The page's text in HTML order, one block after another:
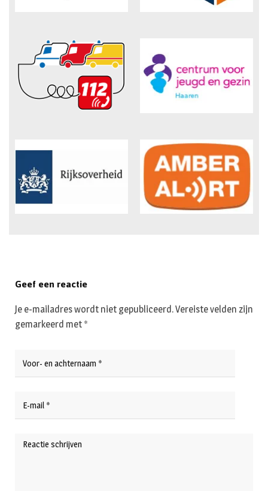
Geef een reactie
Je e-mailadres wordt niet gepubliceerd.Vereiste velden zijn
gemarkeerd met *